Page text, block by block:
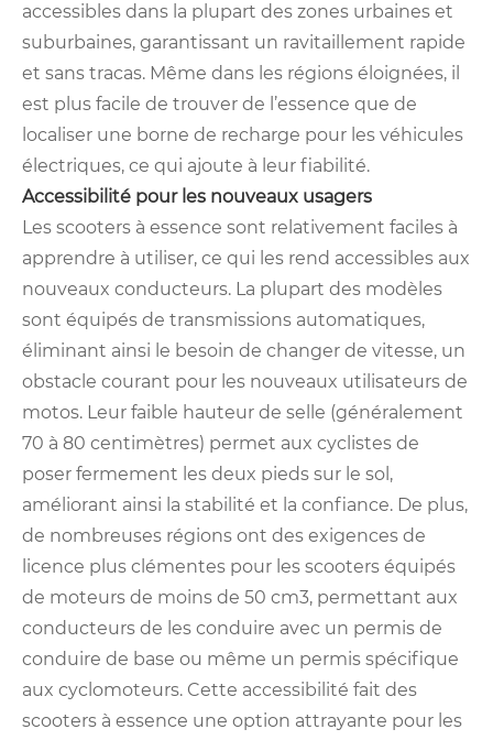
accessibles dans la plupart des zones urbaines et
suburbaines, garantissant un ravitaillement rapide
et sans tracas. Même dans les régions éloignées, il
est plus facile de trouver de l’essence que de
localiser une borne de recharge pour les véhicules
électriques, ce qui ajoute à leur fiabilité.
Accessibilité pour les nouveaux usagers
Les scooters à essence sont relativement faciles à
apprendre à utiliser, ce qui les rend accessibles aux
nouveaux conducteurs. La plupart des modèles
sont équipés de transmissions automatiques,
éliminant ainsi le besoin de changer de vitesse, un
obstacle courant pour les nouveaux utilisateurs de
motos. Leur faible hauteur de selle (généralement
70 à 80 centimètres) permet aux cyclistes de
poser fermement les deux pieds sur le sol,
améliorant ainsi la stabilité et la confiance. De plus,
de nombreuses régions ont des exigences de
licence plus clémentes pour les scooters équipés
de moteurs de moins de 50 cm3, permettant aux
conducteurs de les conduire avec un permis de
conduire de base ou même un permis spécifique
aux cyclomoteurs. Cette accessibilité fait des
scooters à essence une option attrayante pour les